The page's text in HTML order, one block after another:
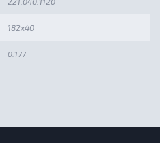
182x40
0.177